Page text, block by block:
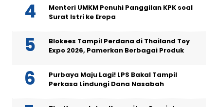
Menteri UMKM Penuhi Panggilan KPK soal
Surat Istri ke Eropa
Blokees Tampil Perdana di Thailand Toy
Expo 2026, Pamerkan Berbagai Produk
Purbaya Maju Lagi! LPS Bakal Tampil
Perkasa Lindungi Dana Nasabah